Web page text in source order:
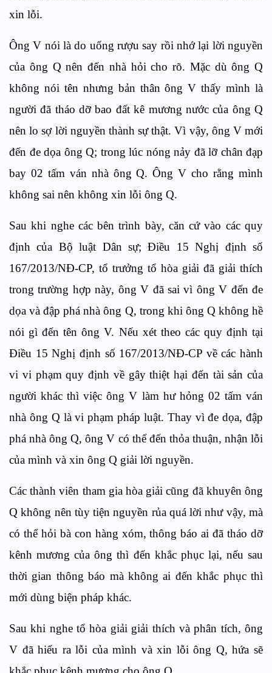
xin lỗi.
Ông V nói là do uống rượu say rồi nhớ lại lời nguyền
của ông Q nên đến nhà hỏi cho rõ. Mặc dù ông Q
không nói tên nhưng bản thân ông V thấy mình là
người đã tháo dỡ bao đất kê mương nước của ông Q
nên lo sợ lời nguyền thành sự thật. Vì vậy, ông V mới
đến đe dọa ông Q; trong lúc nóng nảy đã lỡ chân đạp
bay 02 tấm ván nhà ông Q. Ông V cho rằng mình
không sai nên không xin lỗi ông Q.
Sau khi nghe các bên trình bày, căn cứ vào các quy
định của Bộ luật Dân sự; Điều 15 Nghị định số
167/2013/NĐ-CP, tổ trưởng tổ hòa giải đã giải thích
trong trường hợp này, ông V đã sai vì ông V đến đe
dọa và đập phá nhà ông Q, trong khi ông Q không hề
nói gì đến tên ông V. Nếu xét theo các quy định tại
Điều 15 Nghị định số 167/2013/NĐ-CP về các hành
vi vi phạm quy định về gây thiệt hại đến tài sản của
người khác thì việc ông V làm hư hỏng 02 tấm ván
nhà ông Q là vi phạm pháp luật. Thay vì đe dọa, đập
phá nhà ông Q, ông V có thể đến thỏa thuận, nhận lỗi
của mình và xin ông Q giải lời nguyền.
Các thành viên tham gia hòa giải cũng đã khuyên ông
Q không nên tùy tiện nguyền rủa quá lời như vậy, mà
có thể hỏi bà con hàng xóm, thông báo ai đã tháo dỡ
kênh mương của ông thì đến khắc phục lại, nếu sau
thời gian thông báo mà không ai đến khắc phục thì
mới dùng biện pháp khác.
Sau khi nghe tổ hòa giải giải thích và phân tích, ông
V đã hiểu ra lỗi của mình và xin lỗi ông Q, hứa sẽ